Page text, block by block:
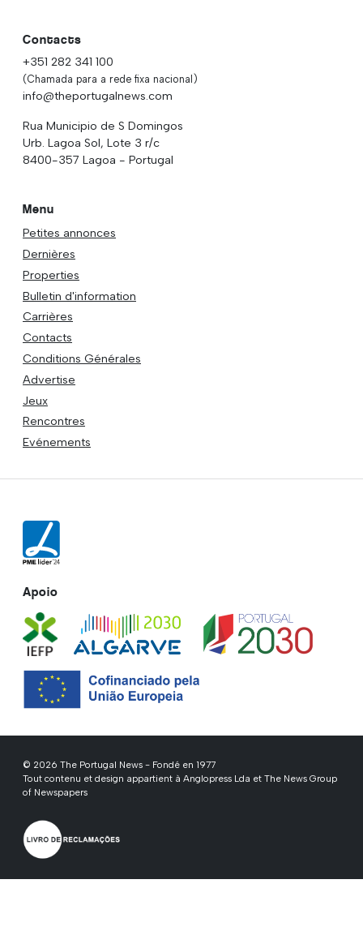
Contacts
+351 282 341 100
(Chamada para a rede fixa nacional)
info@theportugalnews.com
Rua Municipio de S Domingos
Urb. Lagoa Sol, Lote 3 r/c
8400-357 Lagoa - Portugal
Menu
Petites annonces
Dernières
Properties
Bulletin d'information
Carrières
Contacts
Conditions Générales
Advertise
Jeux
Rencontres
Evénements
Apoio
© 2026 The Portugal News - Fondé en 1977
Tout contenu et design appartient à Anglopress Lda et The News Group
of Newspapers